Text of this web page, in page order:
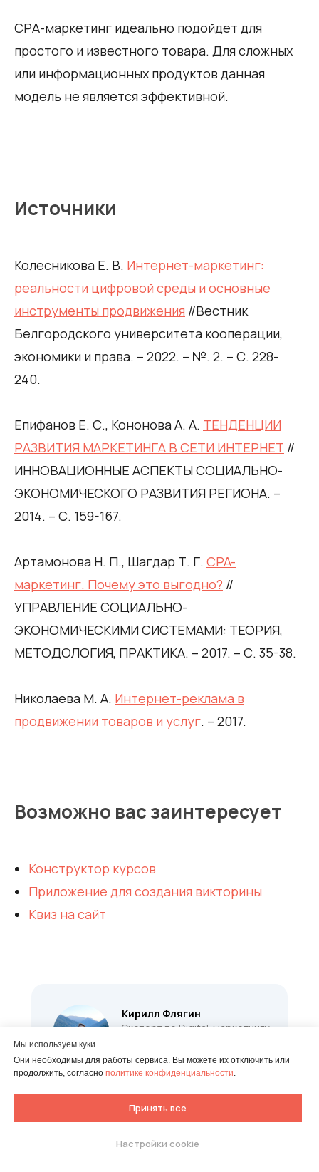
Мы используем куки
Они необходимы для работы сервиса. Вы можете их отключить или
продолжить, согласно политике конфиденциальности.
Принять все
Настройки cookie
Попробуйте собрать свой
СРА-маркетинг идеально подойдет для
простого и известного товара. Для сложных
или информационных продуктов данная
модель не является эффективной.
Источники
Колесникова Е. В. Интернет-маркетинг:
реальности цифровой среды и основные
инструменты продвижения //Вестник
Белгородского университета кооперации,
экономики и права. – 2022. – №. 2. – С. 228-
240.
Епифанов Е. С., Кононова А. А. ТЕНДЕНЦИИ
РАЗВИТИЯ МАРКЕТИНГА В СЕТИ ИНТЕРНЕТ //
ИННОВАЦИОННЫЕ АСПЕКТЫ СОЦИАЛЬНО-
ЭКОНОМИЧЕСКОГО РАЗВИТИЯ РЕГИОНА. –
2014. – С. 159-167.
Артамонова Н. П., Шагдар Т. Г. CPA-
маркетинг. Почему это выгодно? //
УПРАВЛЕНИЕ СОЦИАЛЬНО-
ЭКОНОМИЧЕСКИМИ СИСТЕМАМИ: ТЕОРИЯ,
МЕТОДОЛОГИЯ, ПРАКТИКА. – 2017. – С. 35-38.
Николаева М. А. Интернет-реклама в
продвижении товаров и услуг. – 2017.
Возможно вас заинтересует
Конструктор курсов
Приложение для создания викторины
Квиз на сайт
6+ лет работы как на стороне агентства,
Пишу о том, как квизы помогают в
Кирилл Флягин
Эксперт по Digital-маркетингу